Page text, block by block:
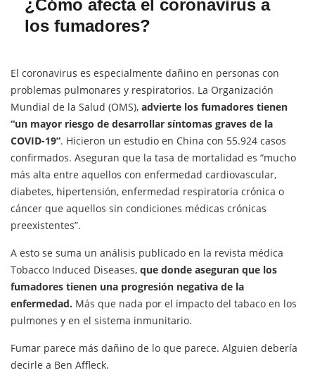
¿Cómo afecta el coronavirus a
los fumadores?
El coronavirus es especialmente dañino en personas con
problemas pulmonares y respiratorios. La Organización
Mundial de la Salud (OMS), advierte los fumadores tienen
“un mayor riesgo de desarrollar síntomas graves de la
COVID-19”. Hicieron un estudio en China con 55.924 casos
confirmados. Aseguran que la tasa de mortalidad es “mucho
más alta entre aquellos con enfermedad cardiovascular,
diabetes, hipertensión, enfermedad respiratoria crónica o
cáncer que aquellos sin condiciones médicas crónicas
preexistentes”.
A esto se suma un análisis publicado en la revista médica
Tobacco Induced Diseases, que donde aseguran que los
fumadores tienen una progresión negativa de la
enfermedad. Más que nada por el impacto del tabaco en los
pulmones y en el sistema inmunitario.
Fumar parece más dañino de lo que parece. Alguien debería
decirle a Ben Affleck.